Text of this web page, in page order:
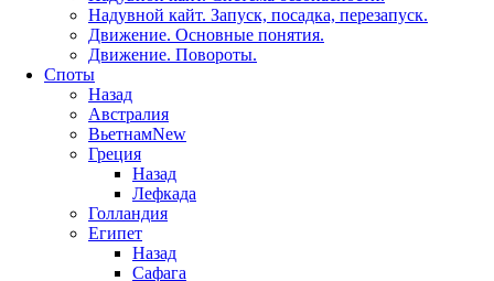
Надувной кайт. Запуск, посадка, перезапуск.
Движение. Основные понятия.
Движение. Повороты.
Споты
Назад
Австралия
ВьетнамNew
Греция
Назад
Лефкада
Голландия
Египет
Назад
Сафага